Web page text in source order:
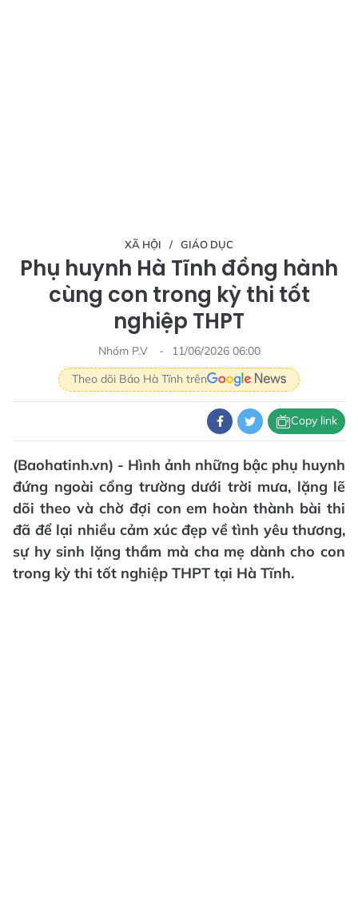
XÃ HỘI GIÁO DỤC
Phụ huynh Hà Tĩnh đồng hành
cùng con trong kỳ thi tốt
nghiệp THPT
Nhóm P.V
11/06/2026 06:00
Theo dõi Báo Hà Tĩnh trên
Copy link
(Baohatinh.vn) - Hình ảnh những bậc phụ huynh
đứng ngoài cổng trường dưới trời mưa, lặng lẽ
dõi theo và chờ đợi con em hoàn thành bài thi
đã để lại nhiều cảm xúc đẹp về tình yêu thương,
sự hy sinh lặng thầm mà cha mẹ dành cho con
trong kỳ thi tốt nghiệp THPT tại Hà Tĩnh.